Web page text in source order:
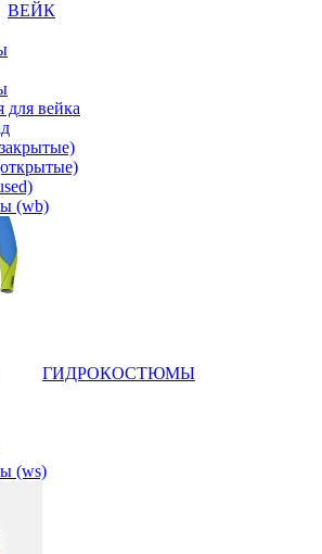
ВЕЙК
для вейка
(wb)
ГИДРОКОСТЮМЫ
(ws)